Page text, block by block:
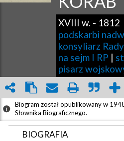
XVIII w. - 1812
podskarbi
konsyliarz
na sejm I RP |
pisarz
Biogram został opublikowany w
Słownika Biograficznego.
BIOGRAFIA